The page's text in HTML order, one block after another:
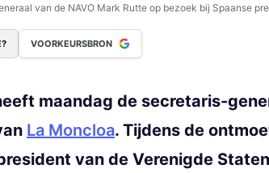
van de NAVO Mark Rutte op bezoek bij Spaanse
VOORKEURSBRON
maandag de secretaris-
La Moncloa. Tijdens de
van de Verenigde